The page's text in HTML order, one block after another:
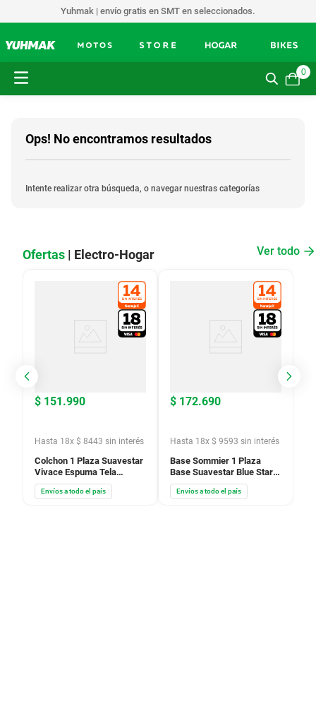
Yuhmak | envío gratis en SMT en seleccionados.
0
Ops! No encontramos resultados
Intente realizar otra búsqueda, o navegar nuestras categorías
Ofertas | Electro-Hogar Ver todo
$ 151.990
Hasta 18x $ 8443 sin interés
Colchon 1 Plaza Suavestar
Vivace Espuma Tela
Friselina 80X190X17
Envíos a todo el país
$ 172.690
Hasta 18x $ 9593 sin interés
Base Sommier 1 Plaza
Base Suavestar Blue Star
190x80x21
Envíos a todo el país